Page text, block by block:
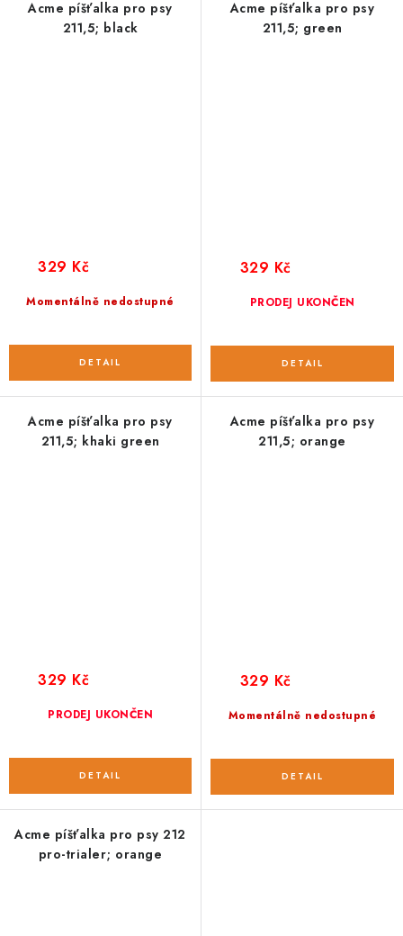
Acme píšťalka pro psy
211,5; black
Momentálně nedostupné
329 Kč
Acme píšťalka pro psy
211,5; green
PRODEJ UKONČEN
329 Kč
Acme píšťalka pro psy
211,5; khaki green
PRODEJ UKONČEN
329 Kč
Acme píšťalka pro psy
211,5; orange
Momentálně nedostupné
329 Kč
Acme píšťalka pro psy 212
pro-trialer; orange